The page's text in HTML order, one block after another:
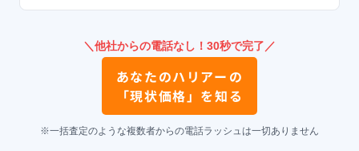
＼他社からの電話なし！30秒で完了／
あなたのハリアー の
「現状価格」を知る
※一括査定のような複数者からの電話ラッシュは一切ありません